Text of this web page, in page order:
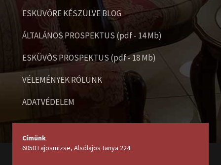
ESKÜVŐRE KÉSZÜLVE BLOG
ÁLTALÁNOS PROSPEKTUS (pdf - 14 Mb)
ESKÜVŐS PROSPEKTUS (pdf - 18 Mb)
VÉLEMÉNYEK RÓLUNK
ADATVÉDELEM
Címünk
6050 Lajosmizse, Alsólajos tanya 224.